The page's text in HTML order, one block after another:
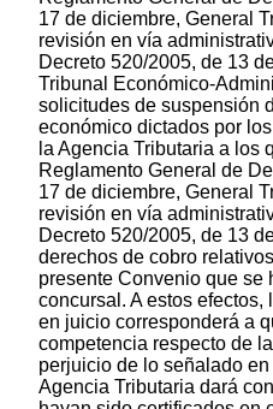
17 de diciembre, General
revisión en vía
Decreto 520/2005, de 13
Tribunal Económico-
solicitudes de suspensión
económico dictados por
la Agencia Tributaria a los
Reglamento General de
17 de diciembre, General
revisión en vía
Decreto 520/2005, de 13
derechos de cobro
presente Convenio que se
concursal. A estos
en juicio corresponderá a
competencia respecto de
perjuicio de lo señalado
Agencia Tributaria dará